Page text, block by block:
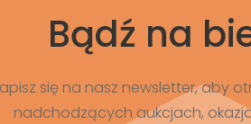
Bądź na
się na nasz newsletter, aby
nadchodzących aukcjach,